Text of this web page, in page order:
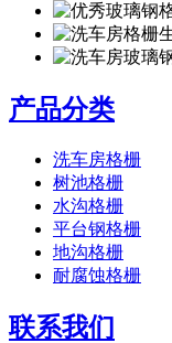
产品分类
洗车房格栅
树池格栅
水沟格栅
平台钢格栅
地沟格栅
耐腐蚀格栅
联系我们